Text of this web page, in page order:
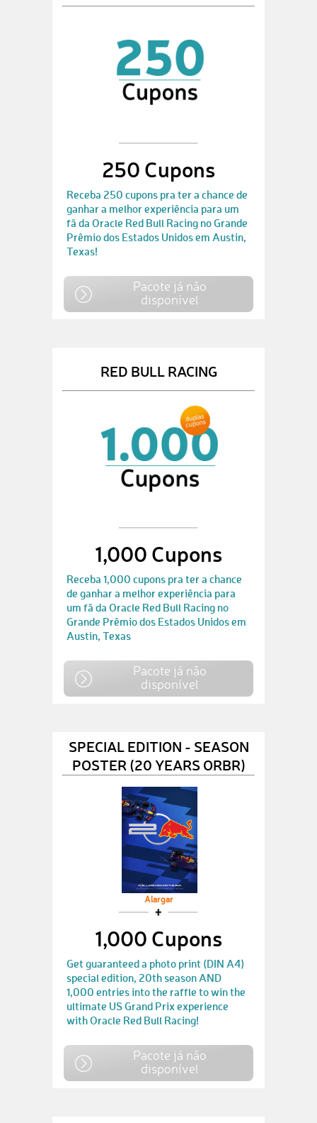
250 Cupons
Receba 250 cupons pra ter a chance de
ganhar a melhor experiência para um
fã da Oracle Red Bull Racing no Grande
Prêmio dos Estados Unidos em Austin,
Texas!
Pacote já não
disponível
RED BULL RACING
1,000 Cupons
Receba 1,000 cupons pra ter a chance
de ganhar a melhor experiência para
um fã da Oracle Red Bull Racing no
Grande Prêmio dos Estados Unidos em
Austin, Texas
Pacote já não
disponível
SPECIAL EDITION - SEASON
POSTER (20 YEARS ORBR)
Alargar
1,000 Cupons
Get guaranteed a photo print (DIN A4)
special edition, 20th season AND
1,000 entries into the raffle to win the
ultimate US Grand Prix experience
with Oracle Red Bull Racing!
Pacote já não
disponível